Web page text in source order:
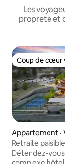
Les
propreté et
Coup de cœur
Coup de cœur
Appartement ·
Retraite
et services de
Détendez-